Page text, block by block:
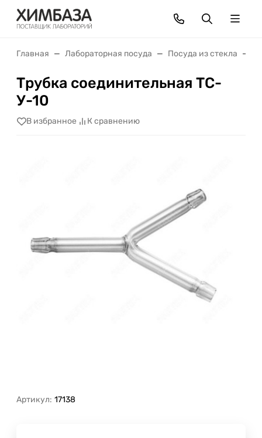
Главная Лабораторная посуда Посуда из стекла
Трубка соединительная ТС-
У-10
В избранное К сравнению
Артикул: 17138